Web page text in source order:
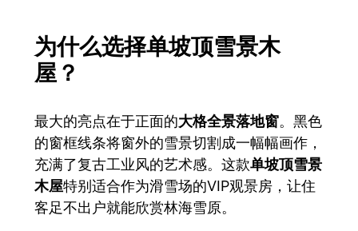
为什么选择单坡顶雪景木
屋？
最大的亮点在于正面的大格全景落地窗。黑色
的窗框线条将窗外的雪景切割成一幅幅画作，
充满了复古工业风的艺术感。这款单坡顶雪景
木屋特别适合作为滑雪场的VIP观景房，让住
客足不出户就能欣赏林海雪原。